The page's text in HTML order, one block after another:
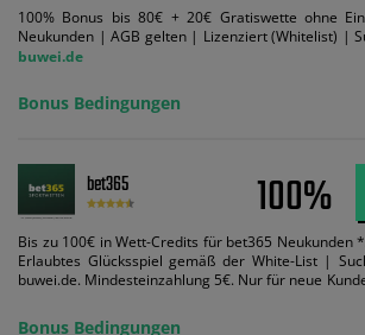
100% Bonus bis 80€ + 20€ Gratiswette ohne
Neukunden | AGB gelten | Lizenziert (Whitelist) |
buwei.de
Bonus Bedingungen
bet365 100%
Bis zu 100€ in Wett-Credits für bet365 Neukunden
Erlaubtes Glücksspiel gemäß der White-List |
buwei.de. Mindesteinzahlung 5€. Nur für neue
ein und wir geben Ihnen die entsprechende
Bonus Bedingungen